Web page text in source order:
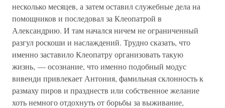
несколько месяцев, а затем оставил служебные дела на
помощников и последовал за Клеопатрой в
Александрию. И там начался ничем не ограниченный
разгул роскоши и наслаждений. Трудно сказать, что
именно заставило Клеопатру организовать такую
жизнь, — осознание, что именно подобный модус
вивенди привлекает Антония, фамильная склонность к
размаху пиров и празднеств или собственное желание
хоть немного отдохнуть от борьбы за выживание,